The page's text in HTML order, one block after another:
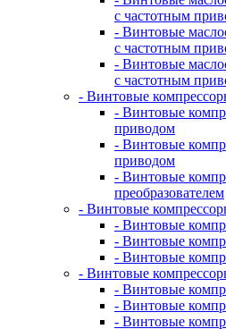
с частотным
- Винтовые
с частотным
- Винтовые
с частотным
- Винтовые
- Винтовые
приводом
- Винтовые
приводом
- Винтовые
преобразователем
- Винтовые
- Винтовые
- Винтовые
- Винтовые
- Винтовые
- Винтовые
- Винтовые
- Винтовые